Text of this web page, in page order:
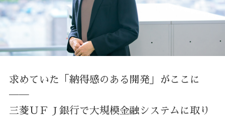
求めていた「納得感のある開発」がここに
──
三菱ＵＦＪ銀行で大規模金融システムに取り